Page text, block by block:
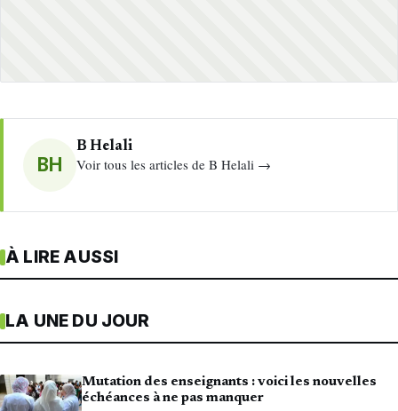
BH
B Helali
Voir tous les articles de B Helali →
À LIRE AUSSI
LA UNE DU JOUR
Mutation des enseignants : voici les nouvelles
échéances à ne pas manquer